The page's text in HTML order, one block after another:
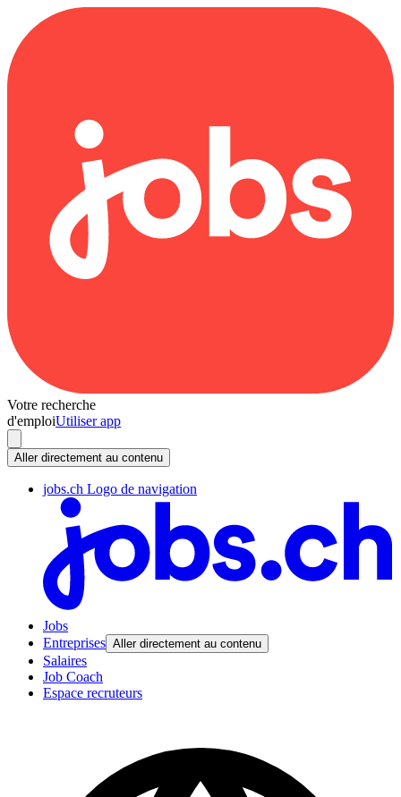
Votre recherche
d'emploiUtiliser app
Aller directement au contenu
jobs.ch Logo de navigation
Jobs
Entreprises Aller directement au contenu
Salaires
Job Coach
Espace recruteurs